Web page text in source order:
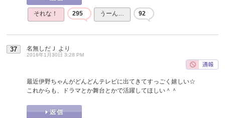
それな！ 295 うーん… 92
37 名無しだＪ より
2016年1月30日 3:28 PM
最近伊野ちゃんがどんどんテレビに出てきてすっごく嬉しい☆
これからも、ドラマとか舞台とかで活躍してほしい＾＾